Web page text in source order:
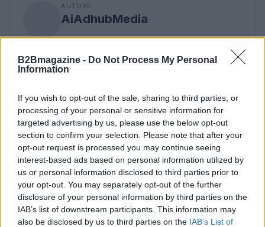
B2Bmagazine - Do Not Process My Personal
Information
If you wish to opt-out of the sale, sharing to third parties, or
processing of your personal or sensitive information for
targeted advertising by us, please use the below opt-out
section to confirm your selection. Please note that after your
opt-out request is processed you may continue seeing
interest-based ads based on personal information utilized by
us or personal information disclosed to third parties prior to
your opt-out. You may separately opt-out of the further
disclosure of your personal information by third parties on the
IAB’s list of downstream participants. This information may
also be disclosed by us to third parties on the IAB’s List of
AUTORE
AiAdhubMedia